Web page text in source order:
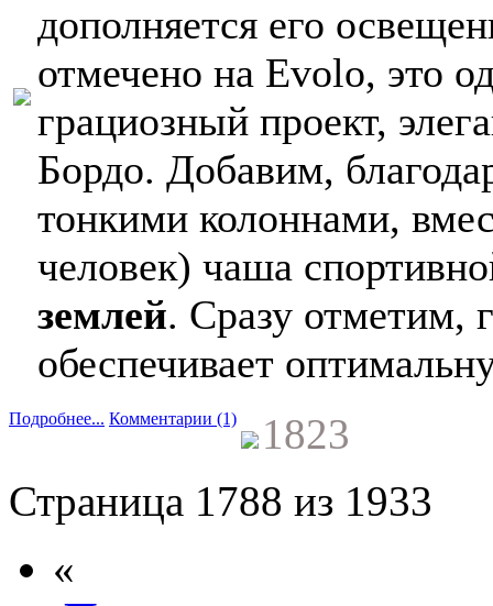
дополняется его
отмечено на Evolo, это
грациозный проект,
Бордо. Добавим,
тонкими колоннами,
человек) чаша
землей. Сразу отметим,
обеспечивает
Подробнее... Комментарии (1)
1823
Страница 1788 из 1933
«